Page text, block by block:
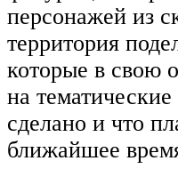
персонажей из
территория
которые в свою
на
сделано и что
ближайшее